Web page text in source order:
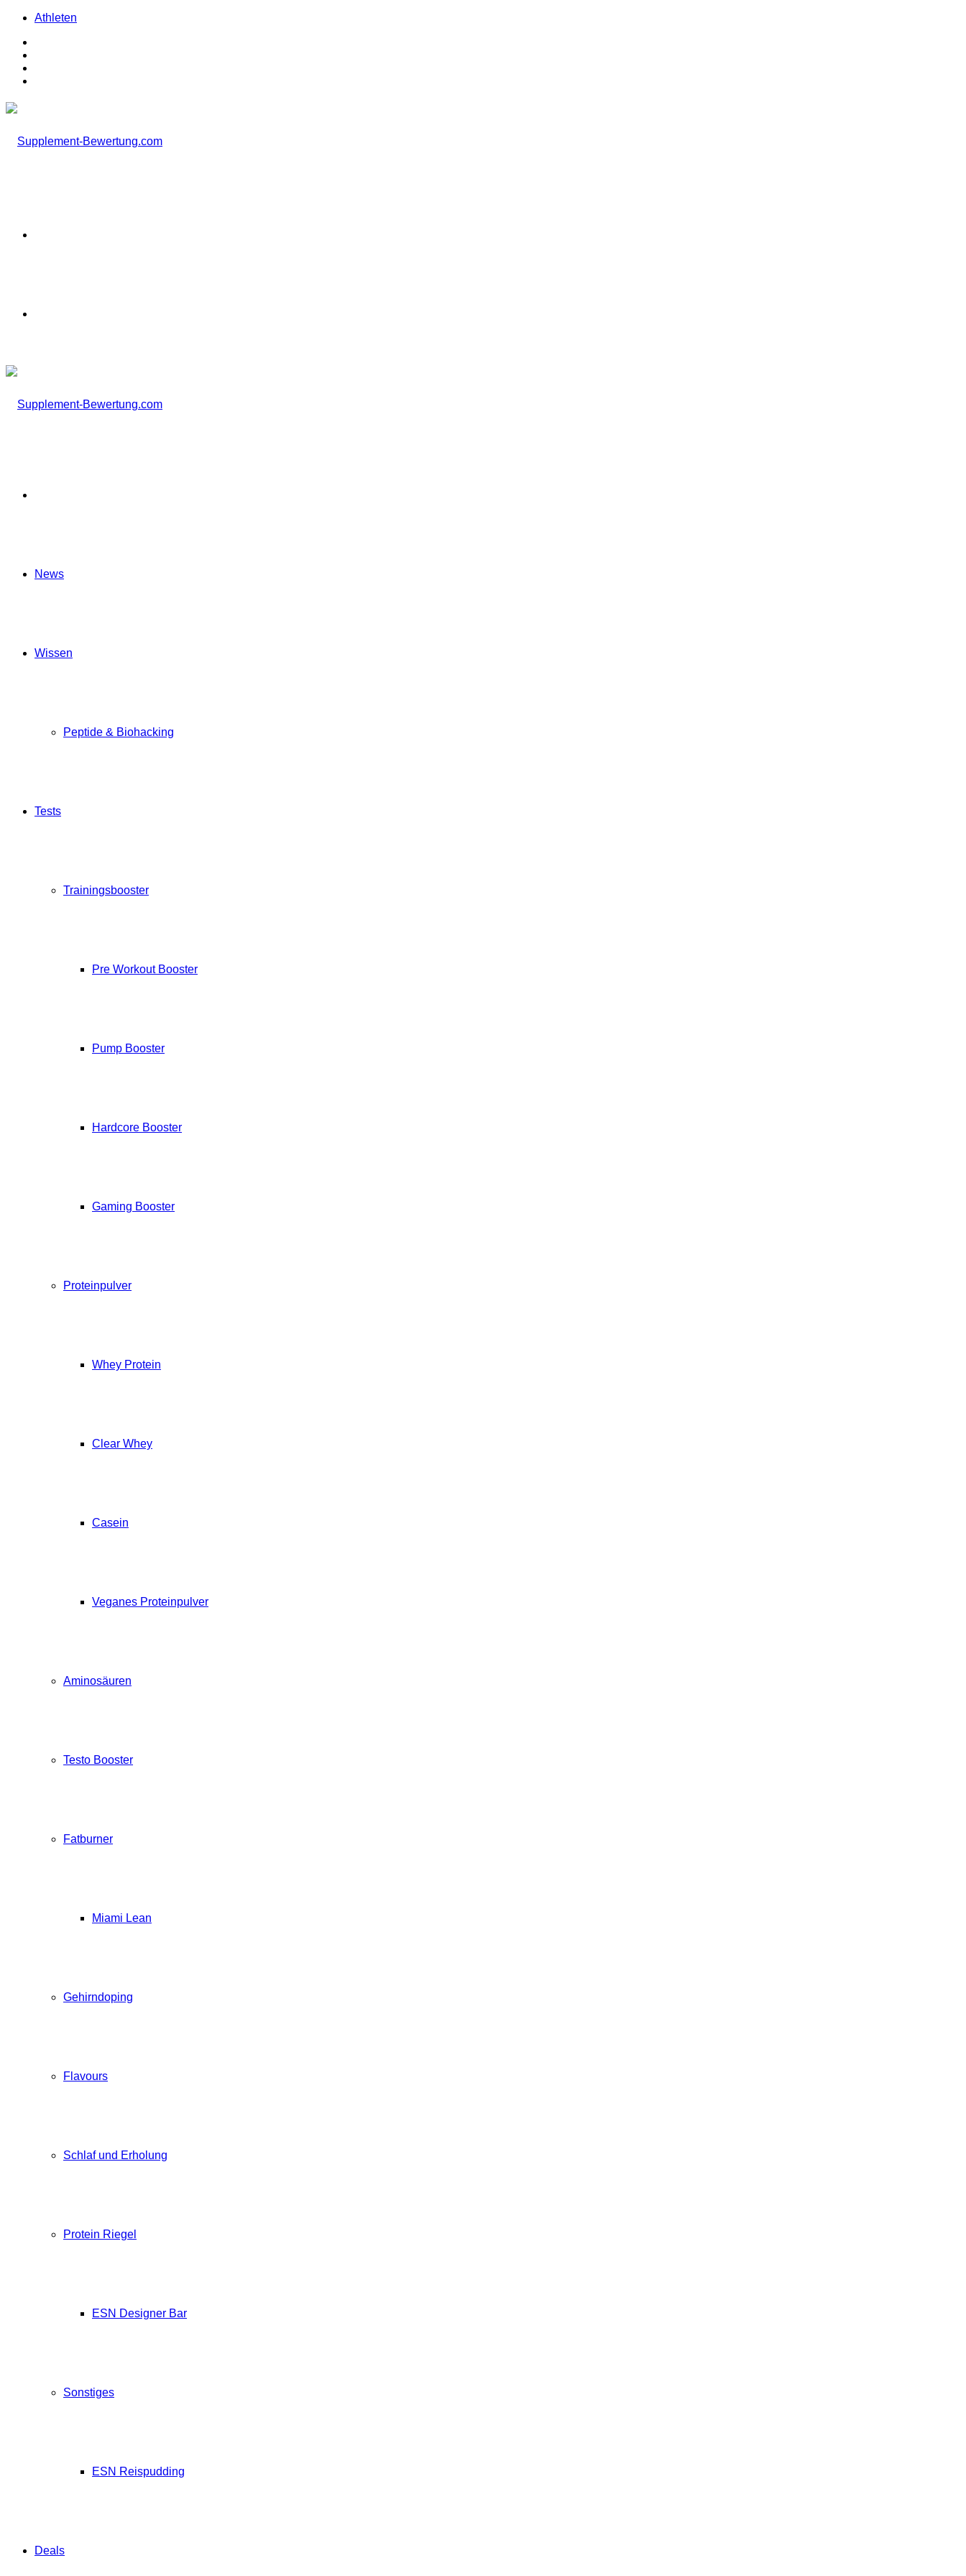
Athleten
News
Wissen
Peptide & Biohacking
Tests
Trainingsbooster
Pre Workout Booster
Pump Booster
Hardcore Booster
Gaming Booster
Proteinpulver
Whey Protein
Clear Whey
Casein
Veganes Proteinpulver
Aminosäuren
Testo Booster
Fatburner
Miami Lean
Gehirndoping
Flavours
Schlaf und Erholung
Protein Riegel
ESN Designer Bar
Sonstiges
ESN Reispudding
Deals